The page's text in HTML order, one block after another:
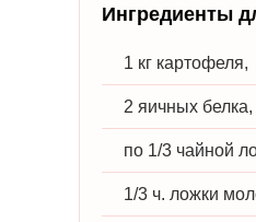
Ингредиенты
1 кг картофеля,
2 яичных белка,
по 1/3 чайной
1/3 ч. ложки